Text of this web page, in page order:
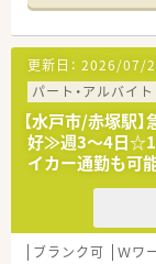
【店舗情報
■最寄りの
在、約80枚/
■現在は小
り、専門的
■常時2名
も在籍して
【法人特徴
■水戸市内
にお住ま
■社長自ら
経営層に届
更新日： 2026/07/
パート・アルバイト
【水戸市/赤塚駅
好≫週3～4日
イカー通勤も可
ブランク可 Ｗワ